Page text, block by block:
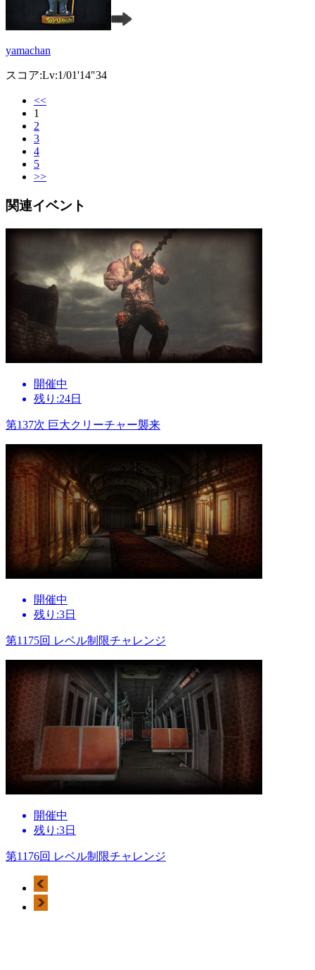
yamachan
スコア:Lv:1/01'14"34
<<
1
2
3
4
5
>>
関連イベント
開催中
残り:24日
第137次 巨大クリーチャー襲来
開催中
残り:3日
第1175回 レベル制限チャレンジ
開催中
残り:3日
第1176回 レベル制限チャレンジ